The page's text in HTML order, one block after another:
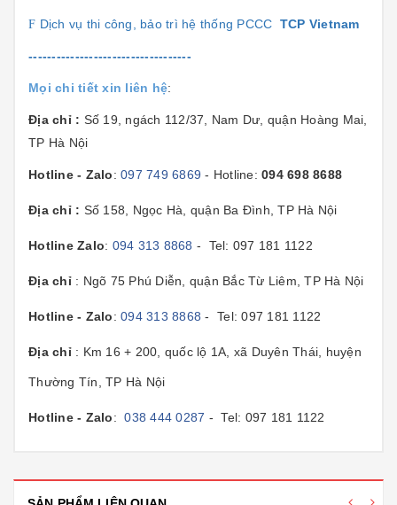
F Dịch vụ thi công, bảo trì hệ thống PCCC TCP Vietnam
-----------------------------------
Mọi chi tiết xin liên hệ:
Địa chỉ : Số 19, ngách 112/37, Nam Dư, quận Hoàng Mai,
TP Hà Nội
Hotline - Zalo: 097 749 6869- Hotline: 094 698 8688
Địa chỉ : Số 158, Ngọc Hà, quận Ba Đình, TP Hà Nội
Hotline Zalo: 094 313 8868 - Tel: 097 181 1122
Địa chỉ : Ngõ 75 Phú Diễn, quận Bắc Từ Liêm, TP Hà Nội
Hotline - Zalo: 094 313 8868- Tel: 097 181 1122
Địa chỉ : Km 16 + 200, quốc lộ 1A, xã Duyên Thái, huyện
Thường Tín, TP Hà Nội
Hotline - Zalo:038 444 0287 - Tel: 097 181 1122